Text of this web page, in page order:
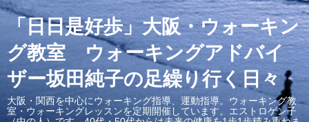
「日日是好歩」大阪・ウォーキン
グ教室 ウォーキングアドバイ
ザー坂田純子の足繰り行く日々
大阪・関西を中心にウォーキング指導、運動指導。ウォーキング教
室・ウォーキングレッスンを定期開催しています。エストロゲン子